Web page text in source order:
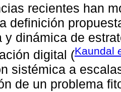
recientes han
definición
y dinámica de
digital (Kaundal
sistémica a
de un problema